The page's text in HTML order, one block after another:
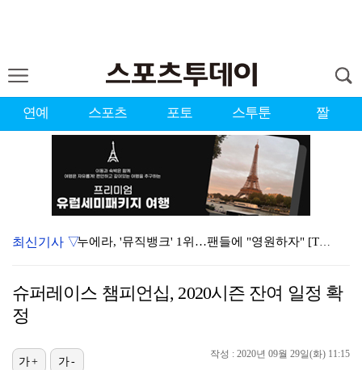
연예 스포츠 포토 스투툰 짤
누에라, '뮤직뱅크' 1위…팬들에 "영원하자" [TV캡…
대한축구협회의 '심판 성접대'…최악의 경우 런던 올림픽…
강채연, 제주삼다수 2R 깜짝 선두 도약…박민지 공동 …
최신기사 ▽
슈퍼레이스 챔피언십, 2020시즌 잔여 일정 확
정
작성 : 2020년 09월 29일(화) 11:15
가+ 가-